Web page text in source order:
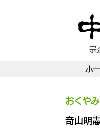
宗
ホ
おくやみ
竒山明